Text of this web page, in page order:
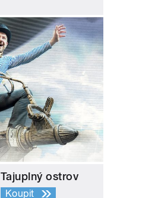
Tajuplný ostrov
Koupit